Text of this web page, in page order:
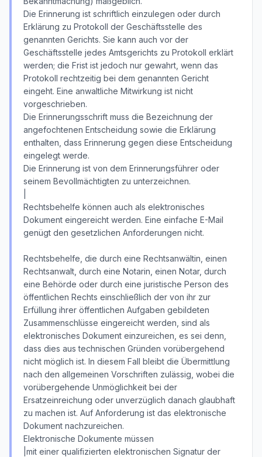
Die Erinnerung ist schriftlich einzulegen oder durch
Erklärung zu Protokoll der Geschäftsstelle des
genannten Gerichts. Sie kann auch vor der
Geschäftsstelle jedes Amtsgerichts zu Protokoll erklärt
werden; die Frist ist jedoch nur gewahrt, wenn das
Protokoll rechtzeitig bei dem genannten Gericht
eingeht. Eine anwaltliche Mitwirkung ist nicht
vorgeschrieben.
Die Erinnerungsschrift muss die Bezeichnung der
angefochtenen Entscheidung sowie die Erklärung
enthalten, dass Erinnerung gegen diese Entscheidung
eingelegt werde.
Die Erinnerung ist von dem Erinnerungsführer oder
seinem Bevollmächtigten zu unterzeichnen.
Rechtsbehelfe können auch als elektronisches
Dokument eingereicht werden. Eine einfache E-Mail
genügt den gesetzlichen Anforderungen nicht.
Rechtsbehelfe, die durch eine Rechtsanwältin, einen
Rechtsanwalt, durch eine Notarin, einen Notar, durch
eine Behörde oder durch eine juristische Person des
öffentlichen Rechts einschließlich der von ihr zur
Erfüllung ihrer öffentlichen Aufgaben gebildeten
Zusammenschlüsse eingereicht werden, sind als
elektronisches Dokument einzureichen, es sei denn,
dass dies aus technischen Gründen vorübergehend
nicht möglich ist. In diesem Fall bleibt die Übermittlung
nach den allgemeinen Vorschriften zulässig, wobei die
vorübergehende Unmöglichkeit bei der
Ersatzeinreichung oder unverzüglich danach glaubhaft
zu machen ist. Auf Anforderung ist das elektronische
Dokument nachzureichen.
Elektronische Dokumente müssen
|mit einer qualifizierten elektronischen Signatur der